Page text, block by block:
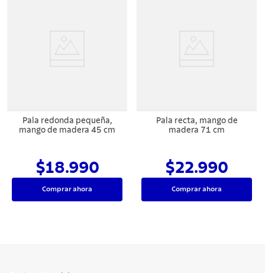
Pala redonda pequeña,
mango de madera 45 cm
$18.990
Comprar ahora
Pala recta, mango de
madera 71 cm
$22.990
Comprar ahora